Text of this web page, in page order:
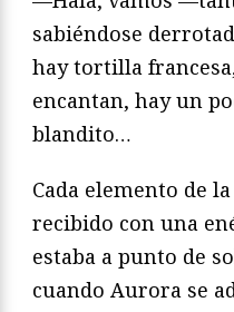
sabiéndose
hay tortilla
encantan, hay un
blandito…
Cada elemento de
recibido con una
estaba a punto de
cuando Aurora se